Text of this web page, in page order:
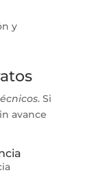
y
. Si
avance